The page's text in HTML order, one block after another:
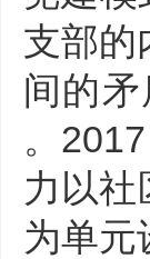
支部的
间的
。
力以
为单元